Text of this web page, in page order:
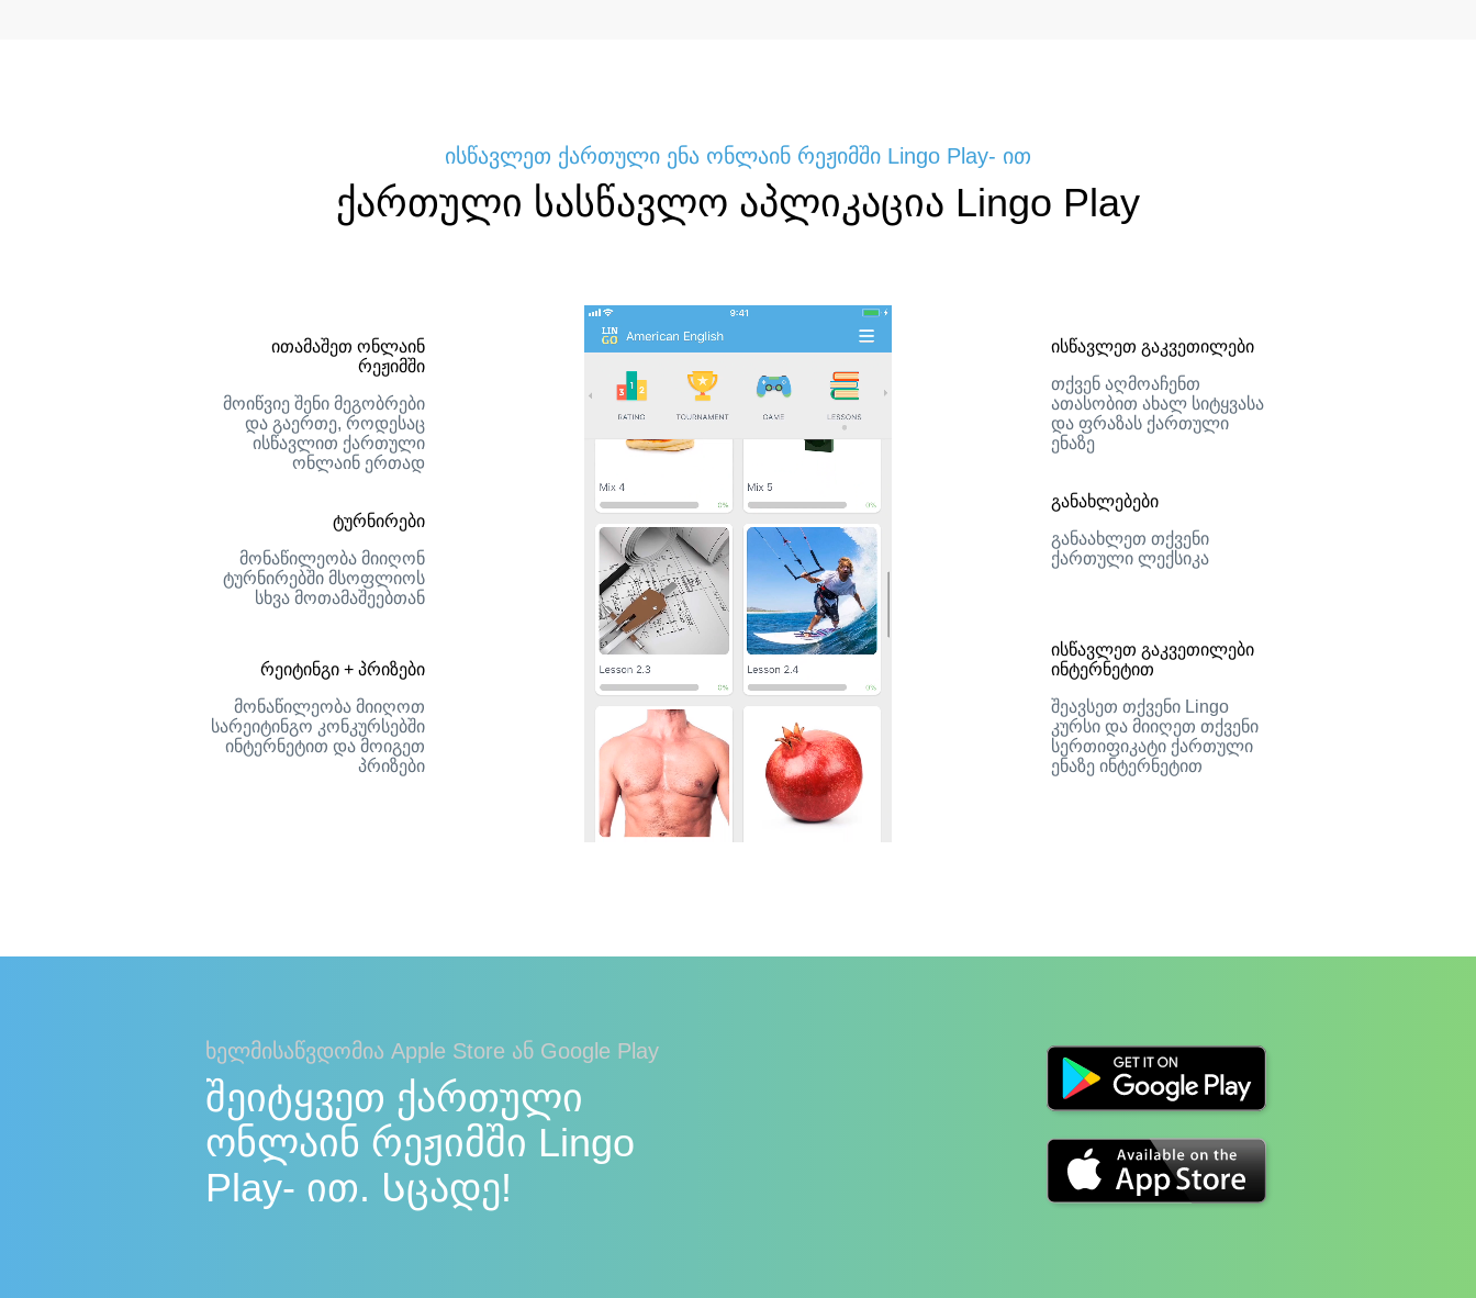
ისწავლეთ ქართული ენა ონლაინ რეჟიმში Lingo Play- ით
ქართული სასწავლო აპლიკაცია Lingo Play
ითამაშეთ ონლაინ
რეჟიმში
მოიწვიე შენი მეგობრები
და გაერთე, როდესაც
ისწავლით ქართული
ონლაინ ერთად
ტურნირები
მონაწილეობა მიიღონ
ტურნირებში მსოფლიოს
სხვა მოთამაშეებთან
რეიტინგი + პრიზები
მონაწილეობა მიიღოთ
სარეიტინგო კონკურსებში
ინტერნეტით და მოიგეთ
პრიზები
ისწავლეთ გაკვეთილები
თქვენ აღმოაჩენთ
ათასობით ახალ სიტყვასა
და ფრაზას ქართული
ენაზე
განახლებები
განაახლეთ თქვენი
ქართული ლექსიკა
ისწავლეთ გაკვეთილები
ინტერნეტით
შეავსეთ თქვენი Lingo
კურსი და მიიღეთ თქვენი
სერთიფიკატი ქართული
ენაზე ინტერნეტით
ხელმისაწვდომია Apple Store ან Google Play
შეიტყვეთ ქართული
ონლაინ რეჟიმში Lingo
Play- ით. Სცადე!